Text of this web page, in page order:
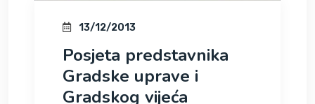
13/12/2013
Posjeta predstavnika
Gradske uprave i
Gradskog vijeća